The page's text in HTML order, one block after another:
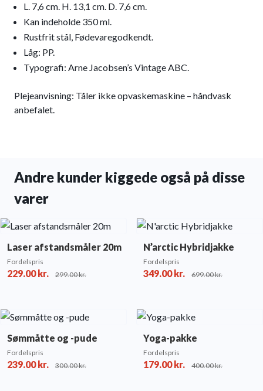
L. 7,6 cm. H. 13,1 cm. D. 7,6 cm.
Kan indeholde 350 ml.
Rustfrit stål, Fødevaregodkendt.
Låg: PP.
Typografi: Arne Jacobsen’s Vintage ABC.
Plejeanvisning: Tåler ikke opvaskemaskine – håndvask
anbefalet.
Andre kunder kiggede også på disse
varer
Laser afstandsmåler 20m
Fordelspris
229.00kr. 299.00kr.
N’arctic Hybridjakke
Fordelspris
349.00kr. 699.00kr.
Sømmåtte og -pude
Fordelspris
239.00kr. 300.00kr.
Yoga-pakke
Fordelspris
179.00kr. 400.00kr.